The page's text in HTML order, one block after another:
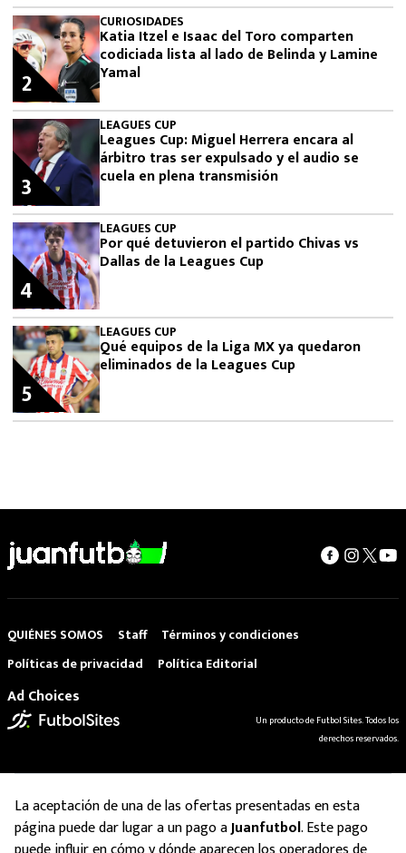
CURIOSIDADES
Katia Itzel e Isaac del Toro comparten
codiciada lista al lado de Belinda y Lamine
Yamal
2
LEAGUES CUP
Leagues Cup: Miguel Herrera encara al
árbitro tras ser expulsado y el audio se
cuela en plena transmisión
3
LEAGUES CUP
Por qué detuvieron el partido Chivas vs
Dallas de la Leagues Cup
4
LEAGUES CUP
Qué equipos de la Liga MX ya quedaron
eliminados de la Leagues Cup
5
QUIÉNES SOMOS Staff
Términos y condiciones
Políticas de privacidad
Política Editorial
Ad Choices
Un producto de Futbol Sites. Todos los
derechos reservados.
La aceptación de una de las ofertas presentadas en esta
página puede dar lugar a un pago aJuanfutbol. Este pago